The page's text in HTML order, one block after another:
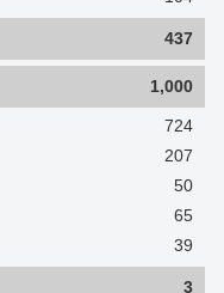
437
1,000
724
207
50
65
39
3